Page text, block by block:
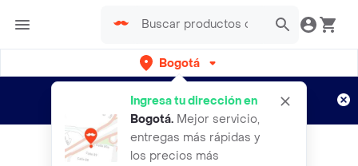
Bogotá
Ingresa tu dirección en
Bogotá. Mejor servicio,
entregas más rápidas y
los precios más
envíos gratis por semanas
Aplican TyC